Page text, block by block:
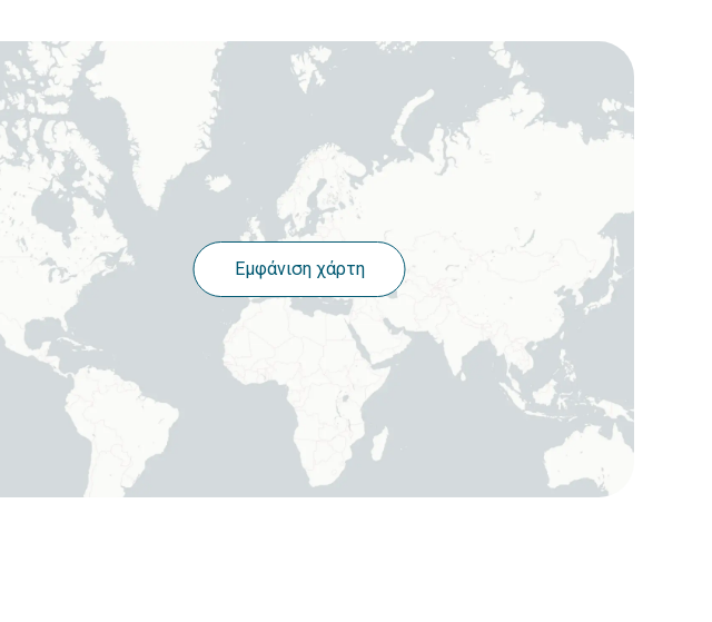
Εμφάνιση χάρτη